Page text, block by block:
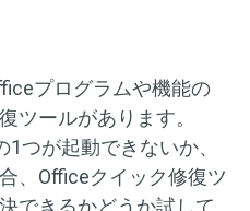
プログラムや機能の
ツールがあります。
つが起動できないか、
、Officeクイック修復ツ
できるかどうか試して